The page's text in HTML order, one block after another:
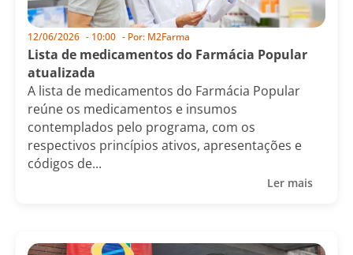
12/06/2026 - 10:00 - Por: M2Farma
Lista de medicamentos do Farmácia Popular
atualizada
A lista de medicamentos do Farmácia Popular
reúne os medicamentos e insumos
contemplados pelo programa, com os
respectivos princípios ativos, apresentações e
códigos de...
Ler mais